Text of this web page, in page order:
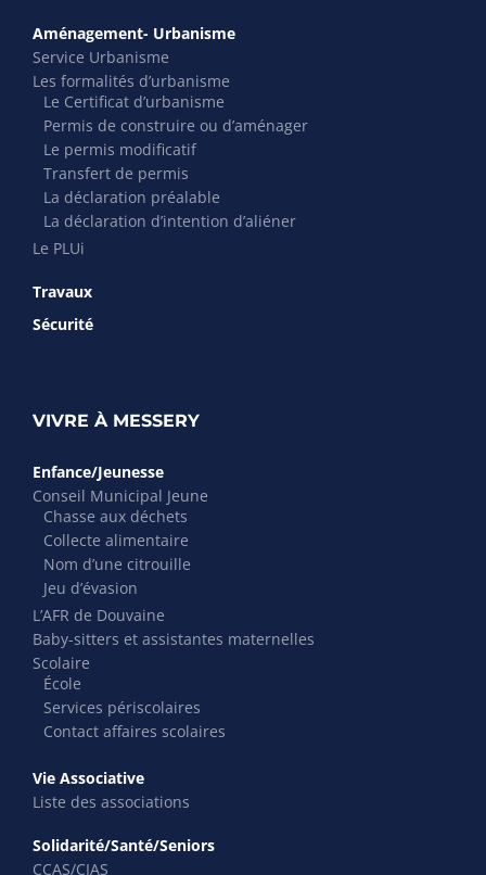
Aménagement- Urbanisme
Service Urbanisme
Les formalités d’urbanisme
Le Certificat d’urbanisme
Permis de construire ou d’aménager
Le permis modificatif
Transfert de permis
La déclaration préalable
La déclaration d’intention d’aliéner
Le PLUi
Travaux
Sécurité
VIVRE À MESSERY
Enfance/Jeunesse
Conseil Municipal Jeune
Chasse aux déchets
Collecte alimentaire
Nom d’une citrouille
Jeu d’évasion
L’AFR de Douvaine
Baby-sitters et assistantes maternelles
Scolaire
École
Services périscolaires
Contact affaires scolaires
Vie Associative
Liste des associations
Solidarité/Santé/Seniors
CCAS/CIAS